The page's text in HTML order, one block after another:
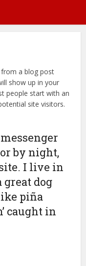
from a blog post
show up in your
people start with an
site visitors.
by night,
I live in
great dog
piña
caught in